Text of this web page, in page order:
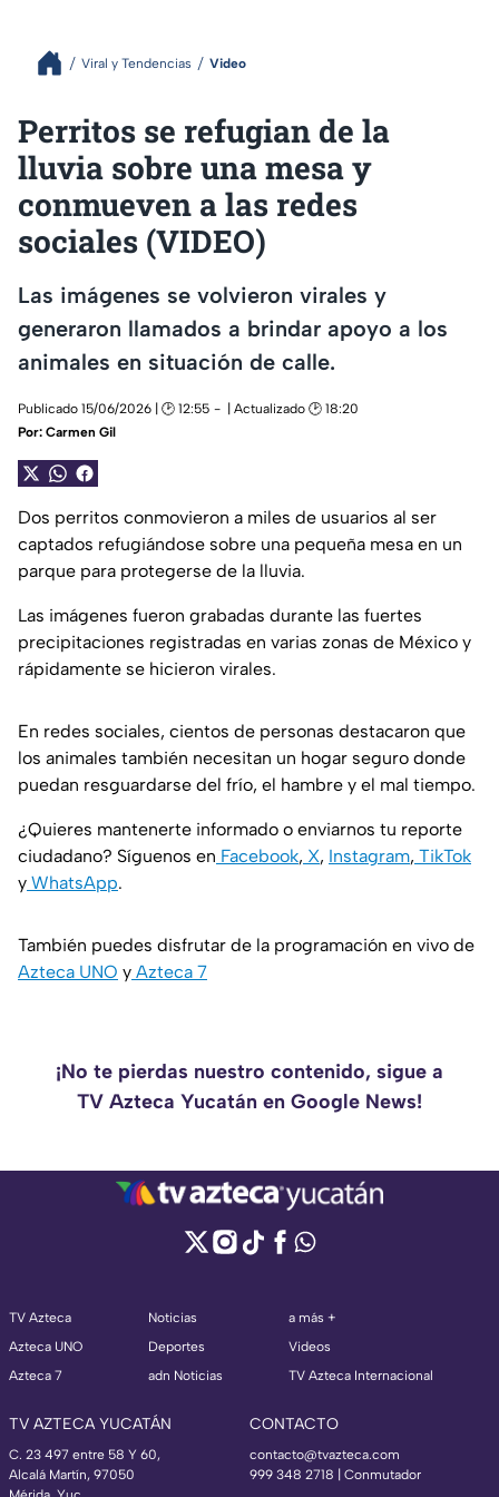
Viral y Tendencias Video
Perritos se refugian de la
lluvia sobre una mesa y
conmueven a las redes
sociales (VIDEO)
Las imágenes se volvieron virales y
generaron llamados a brindar apoyo a los
animales en situación de calle.
Publicado 15/06/2026 | 🕑 12:55
| Actualizado 🕑 18:20
Por: Carmen Gil
Dos perritos conmovieron a miles de usuarios al ser
captados refugiándose sobre una pequeña mesa en un
parque para protegerse de la lluvia.
Las imágenes fueron grabadas durante las fuertes
precipitaciones registradas en varias zonas de México y
rápidamente se hicieron virales.
En redes sociales, cientos de personas destacaron que
los animales también necesitan un hogar seguro donde
puedan resguardarse del frío, el hambre y el mal tiempo.
¿Quieres mantenerte informado o enviarnos tu reporte
ciudadano? Síguenos en Facebook, X, Instagram, TikTok
y WhatsApp.
También puedes disfrutar de la programación en vivo de
Azteca UNO y Azteca 7
¡No te pierdas nuestro contenido, sigue a
TV Azteca Yucatán en Google News!
TV Azteca
Azteca UNO
Azteca 7
Noticias
Deportes
adn Noticias
a más +
Videos
TV Azteca Internacional
TV AZTECA YUCATÁN
C. 23 497 entre 58 Y 60,
Alcalá Martín, 97050
CONTACTO
contacto@tvazteca.com
999 348 2718 | Conmutador